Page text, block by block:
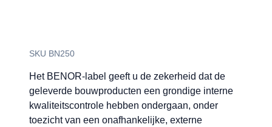
SKU BN250
Het BENOR-label geeft u de zekerheid dat de
geleverde bouwproducten een grondige interne
kwaliteitscontrole hebben ondergaan, onder
toezicht van een onafhankelijke, externe